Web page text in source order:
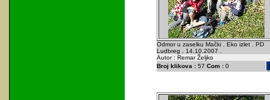
Odmor u zaselku Mački . Eko izlet . PD
Ludbreg . 14.10.2007 .
Autor : Remar Željko
Broj klikova :57 Com :0